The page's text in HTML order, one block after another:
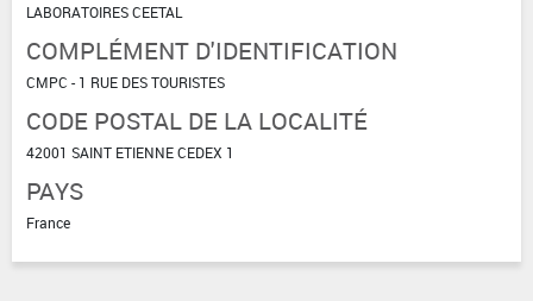
LABORATOIRES CEETAL
COMPLÉMENT D'IDENTIFICATION
CMPC - 1 RUE DES TOURISTES
CODE POSTAL DE LA LOCALITÉ
42001 SAINT ETIENNE CEDEX 1
PAYS
France